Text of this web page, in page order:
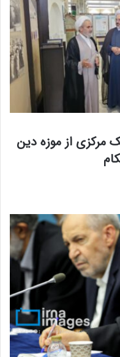
مرکزی از موزه دین